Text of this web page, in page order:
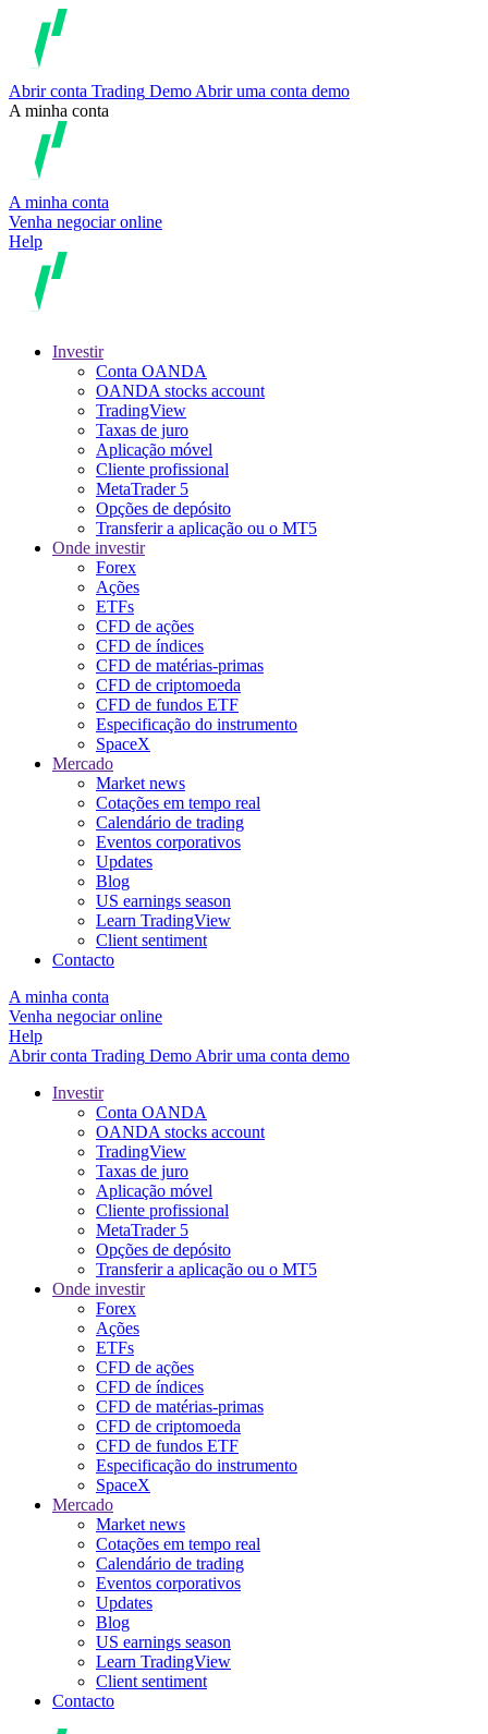
Abrir conta Trading Demo Abrir uma conta demo
A minha conta
A minha conta
Venha negociar online
Help
Investir
Conta OANDA
OANDA stocks account
TradingView
Taxas de juro
Aplicação móvel
Cliente profissional
MetaTrader 5
Opções de depósito
Transferir a aplicação ou o MT5
Onde investir
Forex
Ações
ETFs
CFD de ações
CFD de índices
CFD de matérias-primas
CFD de criptomoeda
CFD de fundos ETF
Especificação do instrumento
SpaceX
Mercado
Market news
Cotações em tempo real
Calendário de trading
Eventos corporativos
Updates
Blog
US earnings season
Learn TradingView
Client sentiment
Contacto
A minha conta
Venha negociar online
Help
Abrir conta Trading Demo Abrir uma conta demo
Investir
Conta OANDA
OANDA stocks account
TradingView
Taxas de juro
Aplicação móvel
Cliente profissional
MetaTrader 5
Opções de depósito
Transferir a aplicação ou o MT5
Onde investir
Forex
Ações
ETFs
CFD de ações
CFD de índices
CFD de matérias-primas
CFD de criptomoeda
CFD de fundos ETF
Especificação do instrumento
SpaceX
Mercado
Market news
Cotações em tempo real
Calendário de trading
Eventos corporativos
Updates
Blog
US earnings season
Learn TradingView
Client sentiment
Contacto